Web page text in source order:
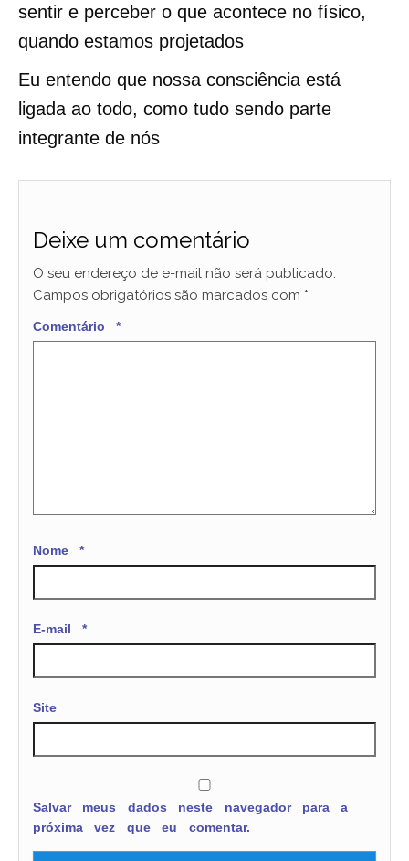
sentir e perceber o que acontece no físico,
quando estamos projetados
Eu entendo que nossa consciência está
ligada ao todo, como tudo sendo parte
integrante de nós
Deixe um comentário
O seu endereço de e-mail não será publicado.
Campos obrigatórios são marcados com *
Comentário*
Nome*
E-mail*
Site
Salvar meus dados neste navegador para a
próxima vez que eu comentar.